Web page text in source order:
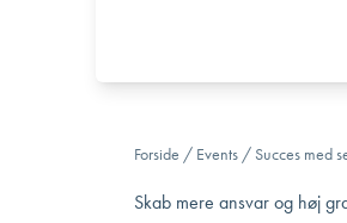
Forside / Events /Succes med
Skab mere ansvar og høj